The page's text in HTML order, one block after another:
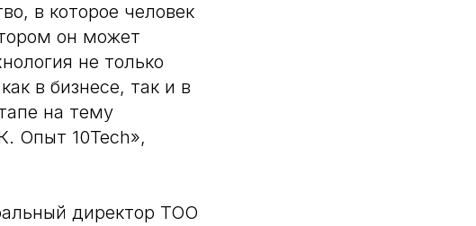
в которое человек
он может
не только
в бизнесе, так и в
на тему
Опыт 10Tech»,
директор ТОО